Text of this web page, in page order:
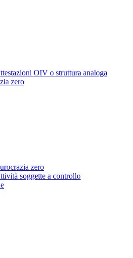
OIV o struttura analoga
zero
zero
soggette a controllo